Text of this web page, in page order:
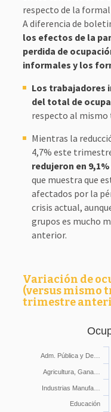
respecto de la
A diferencia de
los efectos de la
perdida de
informales y los
Los trabajadores
del total de
respecto al mismo
Mientras la
4,7% este
redujeron en
que muestra que
afectados por la
crisis actual,
grupos es mucho
anterior.
Variación de
(versus mismo
trimestre
Adm. Pública y De…
Agricultura, Gana…
Industrias Manufa…
Educación